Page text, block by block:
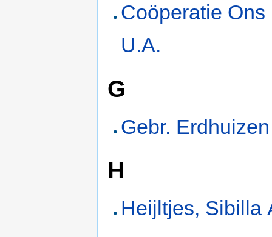
Coöperatie Ons
U.A.
G
Gebr. Erdhuizen
H
Heijltjes, Sibilla